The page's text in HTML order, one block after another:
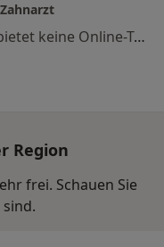
Dieser Arzt bzw. diese Ärztin bietet keine Online-Terminbuchung an diesem Standort an.
Region
frei. Schauen Sie